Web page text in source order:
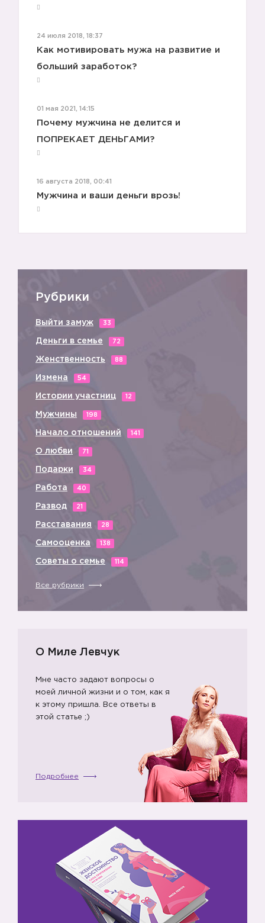
24 июля 2018, 18:37
Как мотивировать мужа на развитие и
больший заработок?
01 мая 2021, 14:15
Почему мужчина не делится и
ПОПРЕКАЕТ ДЕНЬГАМИ?
16 августа 2018, 00:41
Мужчина и ваши деньги врозь!
Рубрики
Выйти замуж 33
Деньги в семье 72
Женственность 88
Измена 54
Истории участниц 12
Мужчины 198
Начало отношений 141
О любви 71
Подарки 34
Работа 40
Развод 21
Расставания 28
Самооценка 138
Советы о семье 114
Все рубрики
О Миле Левчук
Мне часто задают вопросы о
моей личной жизни и о том, как я
к этому пришла. Все ответы в
этой статье ;)
Подробнее